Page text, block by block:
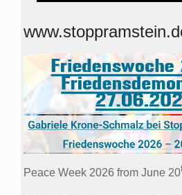
Peace Week 2026 from June 20